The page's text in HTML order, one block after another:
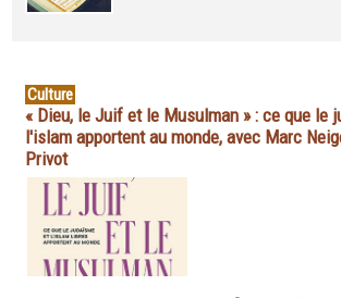
Culture
« Dieu, le Juif et le Musulman » : ce que le
l'islam apportent au monde, avec Marc
Privot